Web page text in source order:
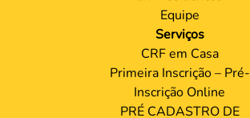
Equipe
Serviços
CRF em Casa
Primeira Inscrição – Pré-
Inscrição Online
PRÉ CADASTRO DE